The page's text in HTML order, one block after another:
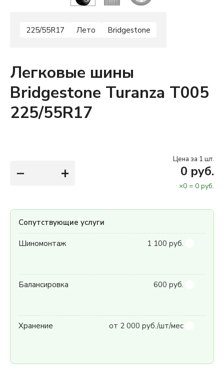
225/55R17 Лето Bridgestone
Легковые шины
Bridgestone Turanza T005
225/55R17
− +
Цена за 1 шт.
0 руб.
×0 = 0 руб.
Сопутствующие услуги
Шиномонтаж 1 100 руб.
Балансировка 600 руб.
Хранение от 2 000 руб./шт/мес